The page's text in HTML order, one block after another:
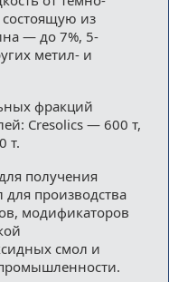
состоящую из
— до 7%, 5-
метил- и
фракций
Cresolics — 600 т,
т.
получения
производства
модификаторов
смол и